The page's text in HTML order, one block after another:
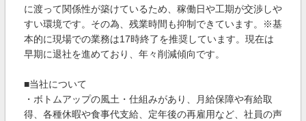
に渡って関係性が築けているため、稼働日や工期が交渉しや
すい環境です。その為、残業時間も抑制できています。※基
本的に現場での業務は17時終了を推奨しています。現在は
早期に退社を進めており、年々削減傾向です。
■当社について
・ボトムアップの風土・仕組みがあり、月給保障や有給取
得、各種休暇や食事代支給、定年後の再雇用など、社員の声